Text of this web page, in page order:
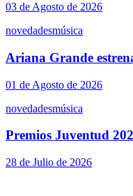
03 de Agosto de 2026
novedadesmúsica
Ariana Grande
01 de Agosto de 2026
novedadesmúsica
Premios Juventud
28 de Julio de 2026